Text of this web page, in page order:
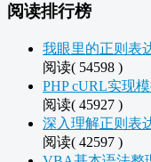
阅读排行榜
我眼里的正则表
阅读( 54598 )
PHP cURL实现
阅读( 45927 )
深入理解正则表
阅读( 42597 )